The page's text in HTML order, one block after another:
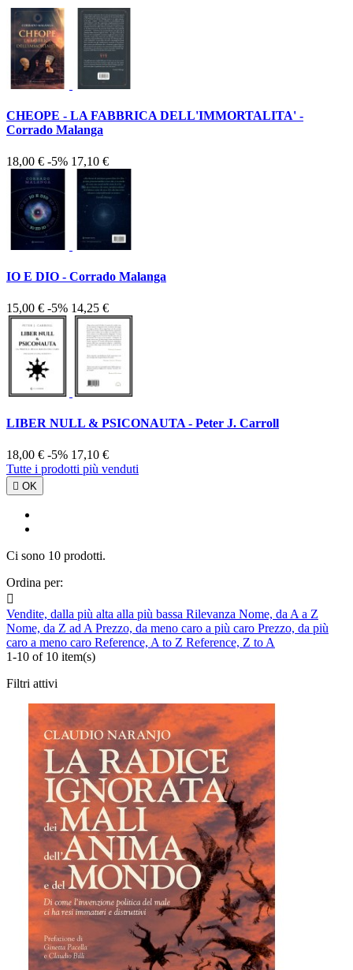
CHEOPE - LA FABBRICA DELL'IMMORTALITA' -
Corrado Malanga
18,00 € -5% 17,10 €
IO E DIO - Corrado Malanga
15,00 € -5% 14,25 €
LIBER NULL & PSICONAUTA - Peter J. Carroll
18,00 € -5% 17,10 €
Tutte i prodotti più venduti
 OK
Ci sono 10 prodotti.
Ordina per:

Vendite, dalla più alta alla più bassa Rilevanza Nome, da A a Z
Nome, da Z ad A Prezzo, da meno caro a più caro Prezzo, da più
caro a meno caro Reference, A to Z Reference, Z to A
1-10 of 10 item(s)
Filtri attivi